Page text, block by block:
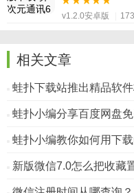
v1.2.0安卓版
相关文章
蛙扑下载站推出精品软
蛙扑小编分享百度网盘
蛙扑小编教你如何用下
新版微信7.0怎么把收藏